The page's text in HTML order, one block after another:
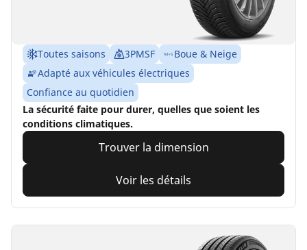
Toutes saisons 3PMSF
Boue & Neige
Adapté aux véhicules électriques
Confiance au quotidien
La sécurité faite pour durer, quelles que soient les
conditions climatiques.
Trouver la dimension
Voir les détails